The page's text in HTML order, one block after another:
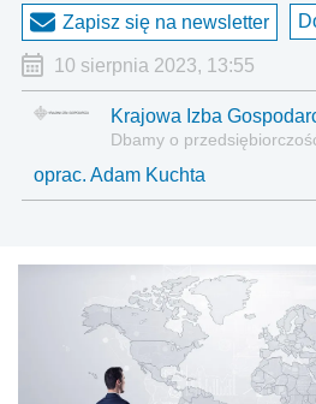
Zapisz się na newsletter
10 sierpnia 2023, 13:55
Krajowa Izba
Dbamy o
oprac. Adam Kuchta